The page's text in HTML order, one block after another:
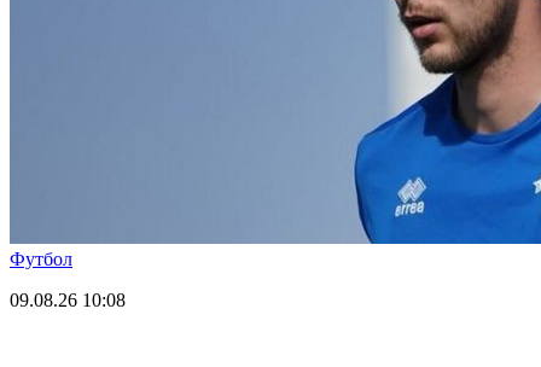
Футбол
09.08.26 10:08